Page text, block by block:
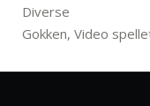
Diverse
Gokken, Video